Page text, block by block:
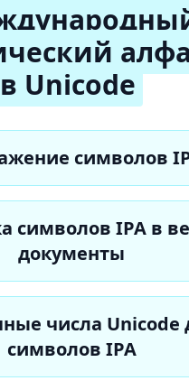
в Unicode
символов
символов IPA в
документы
числа Unicode
символов IPA